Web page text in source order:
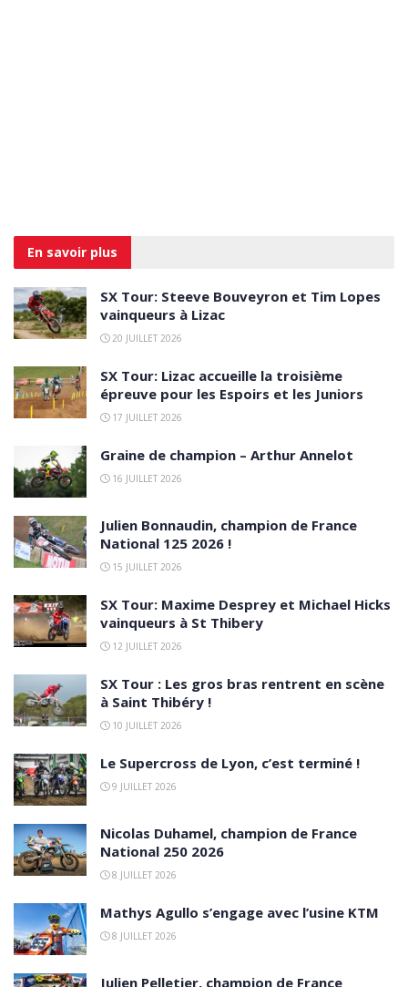
En savoir plus
SX Tour: Steeve Bouveyron et Tim Lopes
vainqueurs à Lizac
20 JUILLET 2026
SX Tour: Lizac accueille la troisième
épreuve pour les Espoirs et les Juniors
17 JUILLET 2026
Graine de champion – Arthur Annelot
16 JUILLET 2026
Julien Bonnaudin, champion de France
National 125 2026 !
15 JUILLET 2026
SX Tour: Maxime Desprey et Michael Hicks
vainqueurs à St Thibery
12 JUILLET 2026
SX Tour : Les gros bras rentrent en scène
à Saint Thibéry !
10 JUILLET 2026
Le Supercross de Lyon, c’est terminé !
9 JUILLET 2026
Nicolas Duhamel, champion de France
National 250 2026
8 JUILLET 2026
Mathys Agullo s’engage avec l’usine KTM
8 JUILLET 2026
Julien Pelletier, champion de France